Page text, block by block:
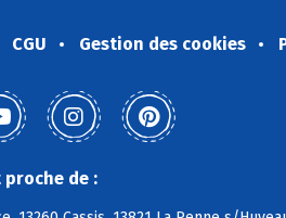
CGU Gestion des cookies
proche de :